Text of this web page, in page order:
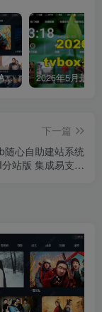
最新UI神马TV影视APP源码 乐檬影视苹果CMS后台 包含前后端源码
下一篇
随心自助建站系统
站版 集成易支付